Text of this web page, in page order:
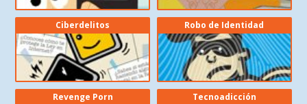
Ciberdelitos Robo de Identidad
Revenge Porn Tecnoadicción